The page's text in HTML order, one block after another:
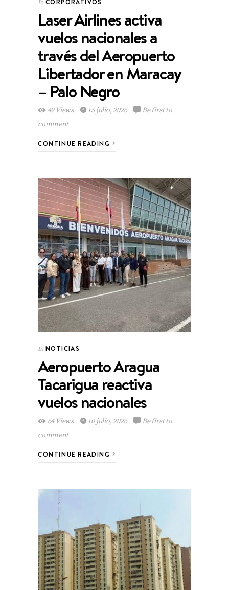
In CORPORATIVOS
Laser Airlines activa
vuelos nacionales a
través del Aeropuerto
Libertador en Maracay
– Palo Negro
49 Views 15 julio, 2026
Be first to
comment
CONTINUE READING
In NOTICIAS
Aeropuerto Aragua
Tacarigua reactiva
vuelos nacionales
64 Views 10 julio, 2026
Be first to
comment
CONTINUE READING